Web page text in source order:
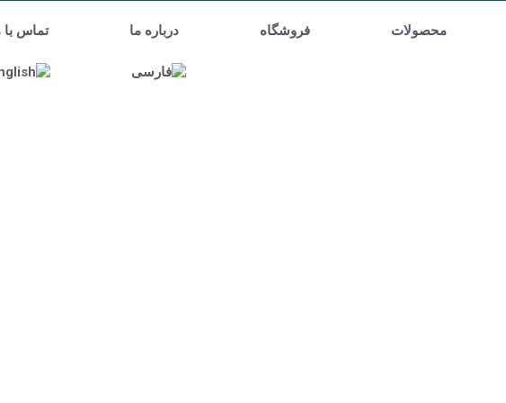
محصولات فروشگاه درباره ما تماس با